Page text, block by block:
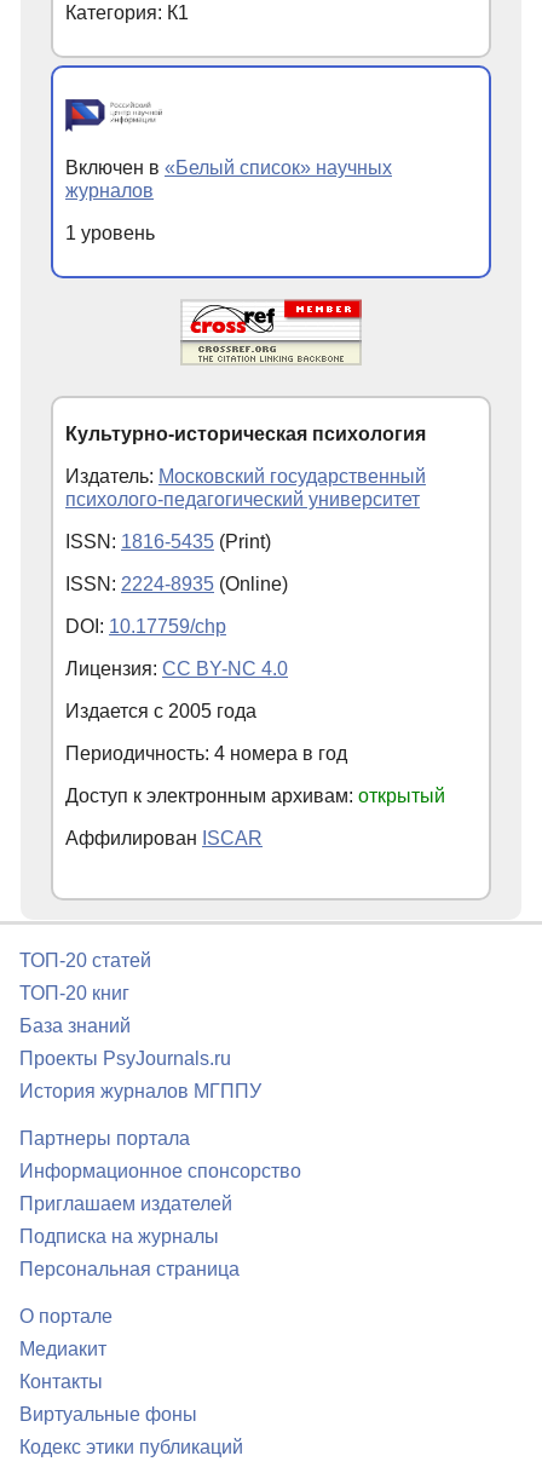
Категория: К1
Включен в «Белый список» научных
журналов
1 уровень
Культурно-историческая психология
Издатель: Московский государственный
психолого-педагогический университет
ISSN: 1816-5435 (Print)
ISSN: 2224-8935 (Online)
DOI: 10.17759/chp
Лицензия: CC BY-NC 4.0
Издается с 2005 года
Периодичность: 4 номера в год
Доступ к электронным архивам: открытый
Аффилирован ISCAR
ТОП-20 статей
ТОП-20 книг
База знаний
Проекты PsyJournals.ru
История журналов МГППУ
Партнеры портала
Информационное спонсорство
Приглашаем издателей
Подписка на журналы
Персональная страница
О портале
Медиакит
Контакты
Виртуальные фоны
Кодекс этики публикаций